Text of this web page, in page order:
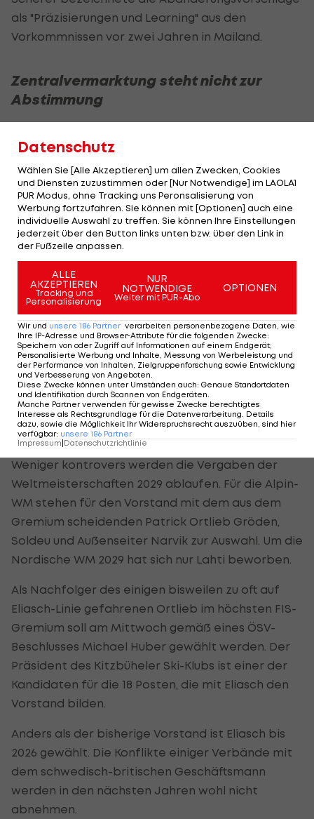
als "Präzisierungen und Learning" aus den
Vorkommnissen vor zwei Jahren in Mailand.
Zentralvermarktung steht nicht zur
Abstimmung
geplante Zentralvermarktung, wird laut Scherer
beim Kongress, an dem auch ÖSV-Präsidentin
Roswitha Stadlober teilnimmt, nicht direkt
abgestimmt. Es werde in Island aber ein Treffen
mit dem FIS-Chef zu diesem Thema geben.
merkte Scherer an: Eliasch' Zugang habe
möglicherweise von der Kopfanzahl eine
Mehrheit, bei diesem Thema brauche es aber
eine faktische Mehrheit, schließlich werde der
Skiweltcup hauptsächlich von Ländern wie
Norwegen, Deutschland, Österreich und der
Schweiz getragen.
WM-Vergabe ohne Reibungspunkte
Weniger kontrovers werden die Vergaben der
Weltmeisterschaften 2029 ablaufen. Für die Alpin-
WM stehen für den Vorstand mit dem aus dem
Gremium scheidenden Patrick Ortlieb Gröden,
Soldeu und Außenseiter Narvik zur Auswahl. Um die
Nordische WM 2029 hat sich nur Lahti beworben.
Als Nachfolger des einigen bisweilen zu oft auf
Eliasch-Linie gefahrenen Ortlieb im höchsten FIS-
Gremium soll am Mittwoch gemäß eines ÖSV-
Beschlusses Michael Huber gewählt werden. Der
Präsident des Kitzbüheler Ski-Klubs ist einer der
Kandidaten für die 18 Posten, die mit Eliasch den
Vorstand bilden.
Anders als der bisherige Vorstand ist Eliasch bis
2026 gewählt. Die Konflikte einiger Verbände mit
dem schwedisch-britischen Geschäftsmann
werden in den nächsten Jahren wohl nicht
abnehmen.
Datenschutz
Wählen Sie [Alle Akzeptieren] um allen Zwecken, Cookies
und Diensten zuzustimmen oder [Nur Notwendige] im LAOLA1
PUR Modus, ohne Tracking uns Peronsalisierung von
Werbung fortzufahren. Sie können mit [Optionen] auch eine
individuelle Auswahl zu treffen. Sie können Ihre Einstellungen
jederzeit über den Button links unten bzw. über den Link in
der Fußzeile anpassen.
ALLE
AKZEPTIEREN
Tracking und
Personalisierung
NUR
NOTWENDIGE
Weiter mit PUR-Abo
OPTIONEN
Wir und unsere 186 Partner verarbeiten personenbezogene Daten, wie
Ihre IP-Adresse und Browser-Attribute für die folgenden Zwecke:
Speichern von oder Zugriff auf Informationen auf einem Endgerät;
Personalisierte Werbung und Inhalte, Messung von Werbeleistung und
der Performance von Inhalten, Zielgruppenforschung sowie Entwicklung
und Verbesserung von Angeboten
Diese Zwecke können unter Umständen auch: Genaue Standortdaten
und Identifikation durch Scannen von Endgeräten
Manche Partner verwenden für gewisse Zwecke berechtigtes
Interesse als Rechtsgrundlage für die Datenverarbeitung. Details
dazu, sowie die Möglichkeit Ihr Widerspruchsrecht auszuüben, sind hier
verfügbar: unsere 186 Partner
Impressum|Datenschutzrichtlinie